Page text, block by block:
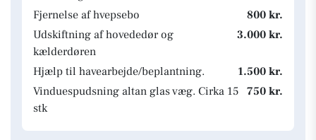
Fjernelse af hvepsebo
800 kr.
Udskiftning af hovededør og
kælderdøren
3.000 kr.
Hjælp til havearbejde/beplantning.
1.500 kr.
Vinduespudsning altan glas væg. Cirka 15
stk
750 kr.